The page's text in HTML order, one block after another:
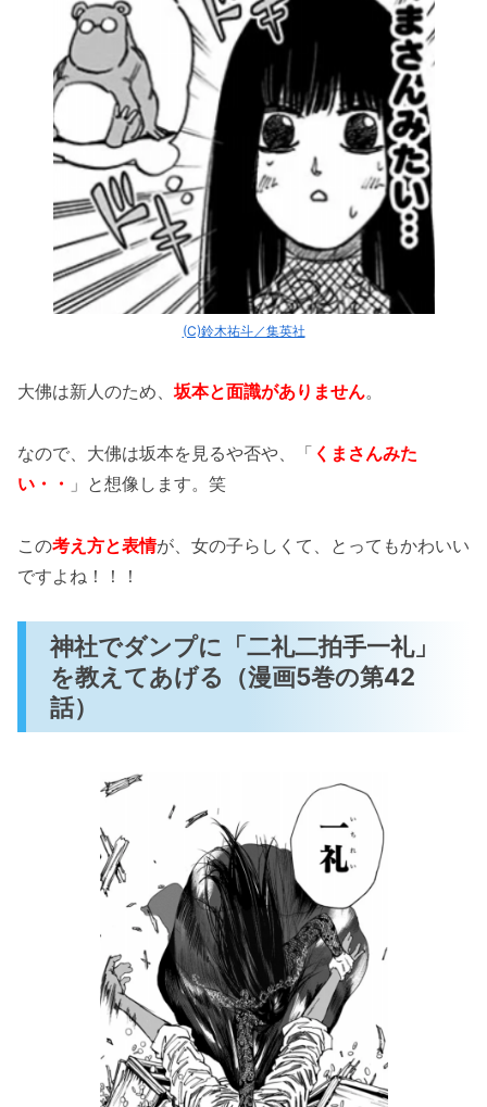
(C)鈴木祐斗／集英社
大佛は新人のため、 坂本と面識がありません。
なので、大佛は坂本を見るや否や、「 くまさんみた
い・・ 」と想像します。笑
この考え方と表情が、女の子らしくて、とってもかわいい
ですよね！！！
神社でダンプに「二礼二拍手一礼」
を教えてあげる（漫画5巻の第42
話）